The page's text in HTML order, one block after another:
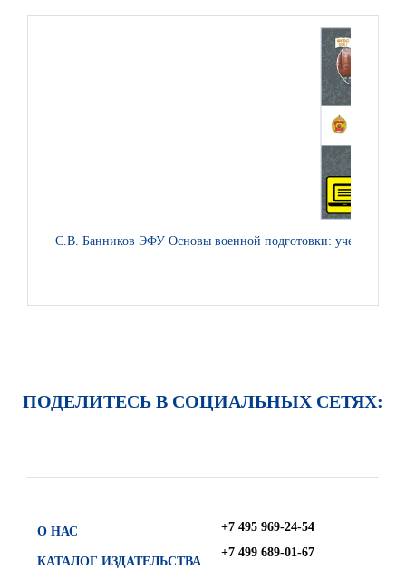
С.В. Банников ЭФУ Основы военной подготовки: учебник для
ПОДЕЛИТЕСЬ В СОЦИАЛЬНЫХ СЕТЯХ:
О НАС
КАТАЛОГ ИЗДАТЕЛЬСТВА
+7 495 969-24-54
+7 499 689-01-67